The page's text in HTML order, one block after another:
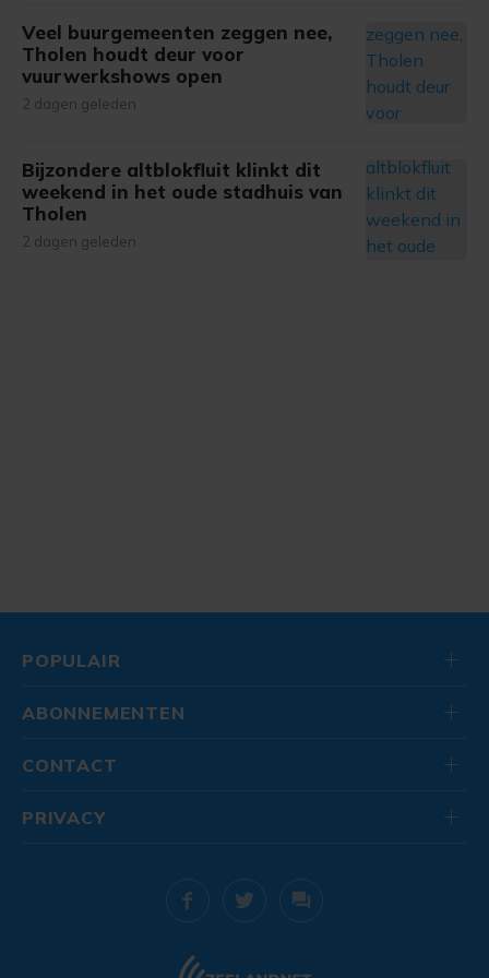
gemaakte keuze altijd wijzigen of intrekken.
Veel buurgemeenten zeggen nee,
Tholen houdt deur voor
vuurwerkshows open
2 dagen geleden
Bijzondere altblokfluit klinkt dit
weekend in het oude stadhuis van
Tholen
2 dagen geleden
POPULAIR
ABONNEMENTEN
CONTACT
PRIVACY